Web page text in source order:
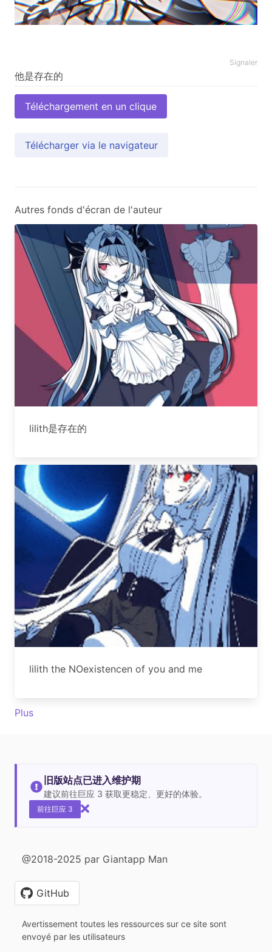
Signaler
Téléchargement en un clique
Télécharger via le navigateur
Autres fonds d'écran de l'auteur
lilith是存在的
lilith the NOexistencen of you and me
Plus
旧版站点已进入维护期
建议前往巨应 3 获取更稳定、更好的体验。
前往巨应 3
@2018-2025 par Giantapp Man
GitHub
Avertissement toutes les ressources sur ce site sont
envoyé par les utilisateurs